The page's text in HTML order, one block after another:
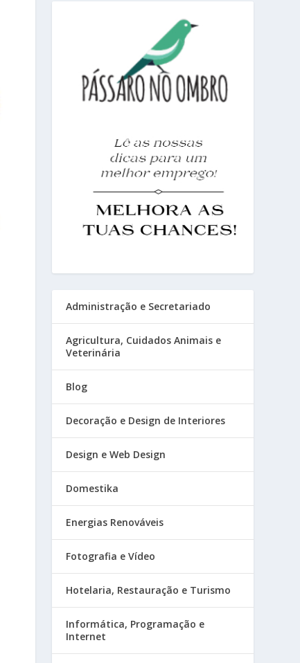
Administração e Secretariado
Agricultura, Cuidados Animais e
Veterinária
Blog
Decoração e Design de Interiores
Design e Web Design
Domestika
Energias Renováveis
Fotografia e Vídeo
Hotelaria, Restauração e Turismo
Informática, Programação e
Internet